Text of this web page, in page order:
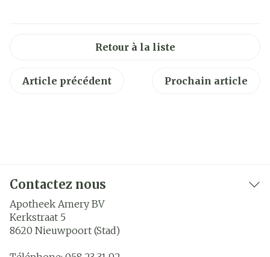
Retour à la liste
Article précédent Prochain article
Contactez nous
Apotheek Amery BV
Kerkstraat 5
8620 Nieuwpoort (Stad)